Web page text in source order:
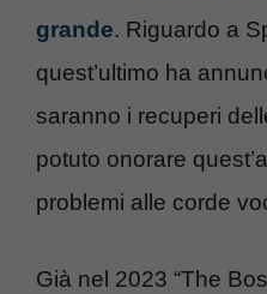
grande. Riguardo a
quest’ultimo ha
saranno i recuperi
potuto onorare
problemi alle corde
Già nel 2023 “The